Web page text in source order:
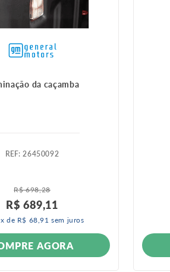
da caçamba
:26450092
R$ 698,28
R$ 689,11
x de R$ 68 ,91 sem juros
AGORA